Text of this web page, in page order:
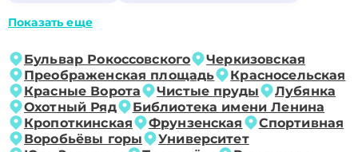
Показать еще
Бульвар Рокоссовского
Черкизовская
Преображенская площадь
Красносельская
Красные Ворота
Чистые пруды
Лубянка
Охотный Ряд
Библиотека имени Ленина
Кропоткинская
Фрунзенская
Спортивная
Воробьёвы горы
Университет